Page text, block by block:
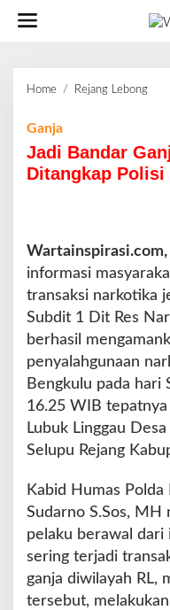
Home / Rejang Lebong
B
a
r
G
n
j
a
a
r
g
a
n
d
u
a
n
Ganja
Jadi Bandar
Ditangkap Polisi
Wartainspirasi.com,
informasi
transaksi narkotika
Subdit 1 Dit Res
berhasil
penyalahgunaan
Bengkulu pada hari
16.25 WIB
Lubuk Linggau
Selupu Rejang
Kabid Humas Polda
Sudarno S.Sos, MH
pelaku berawal dari
sering terjadi
ganja diwilayah RL,
tersebut,